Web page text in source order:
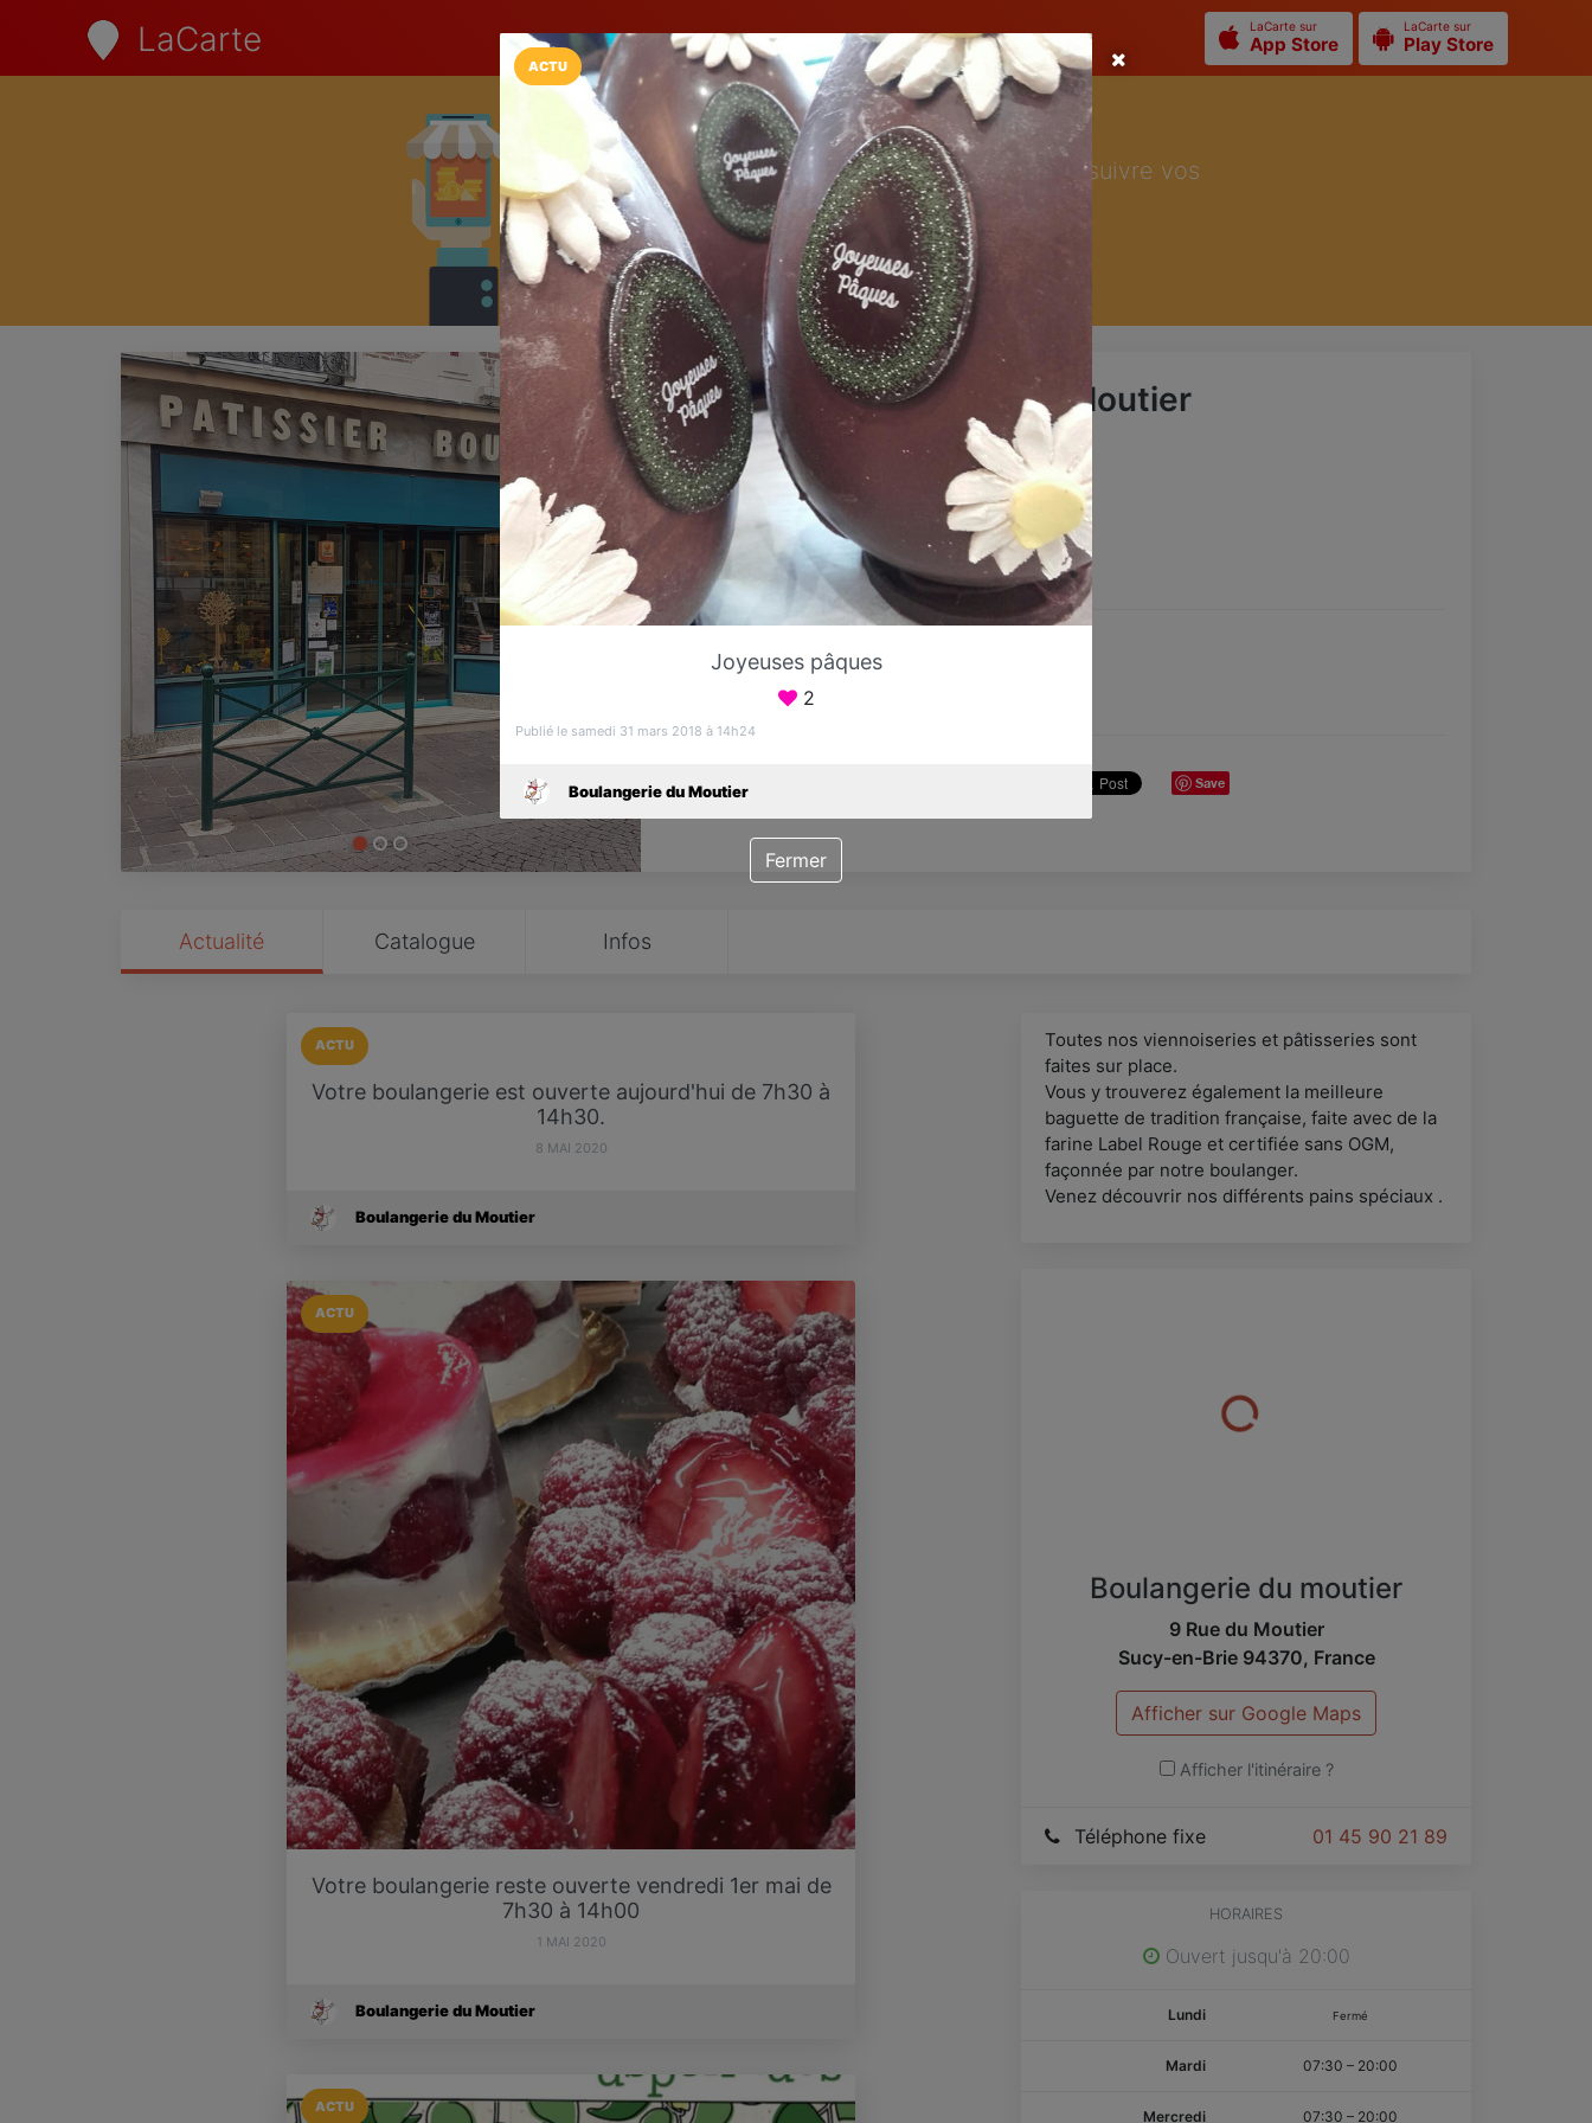
LaCarte LaCarte sur
App Store
LaCarte sur
Play Store
Installez l'App LaCarte
Téléchargez gratuitement l'app LaCarte pour suivre vos
commerces favoris et ne rien rater !
Télécharger Plus tard
Boulangerie du Moutier
Boulanger
Sucy-en-Brie
Favori Contacter
Ouvert jusqu'à 20:00
Save
Actualité Catalogue Infos
ACTU
Votre boulangerie est ouverte aujourd'hui de 7h30 à
14h30.
8 MAI 2020
Boulangerie du Moutier
ACTU
Votre boulangerie reste ouverte vendredi 1er mai de
7h30 à 14h00
1 MAI 2020
Boulangerie du Moutier
ACTU
Toutes nos viennoiseries et pâtisseries sont
faites sur place.
Vous y trouverez également la meilleure
baguette de tradition française, faite avec de la
farine Label Rouge et certifiée sans OGM,
façonnée par notre boulanger.
Venez découvrir nos différents pains spéciaux .
Boulangerie du moutier
9 Rue du Moutier
Sucy-en-Brie 94370, France
Afficher sur Google Maps
Afficher l'itinéraire ?
01 45 90 21 89
Téléphone fixe
HORAIRES
Ouvert jusqu'à 20:00
Lundi Fermé
Mardi 07:30 – 20:00
Mercredi 07:30 – 20:00
ACTU
Joyeuses pâques
2
Publié le samedi 31 mars 2018 à 14h24
Boulangerie du Moutier
Fermer